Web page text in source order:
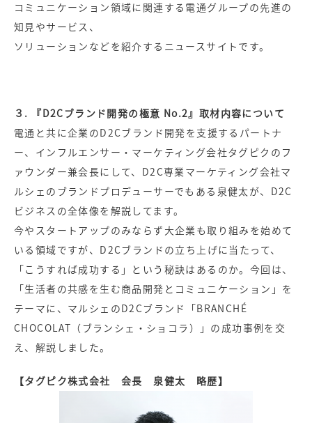
コミュニケーション領域に関連する電通グループの先進の
知見やサービス、
ソリューションなどを紹介するニュースサイトです。
３. 『D2Cブランド開発の極意 No.2』取材内容について
電通と共に企業のD2Cブランド開発を支援するパートナ
ー、インフルエンサー・マーケティング会社タグピクのフ
ァウンダー兼会長にして、D2C専業マーケティング会社マ
ルシェのブランドプロデューサーでもある泉健太が、D2C
ビジネスの全体像を解説してます。
今やスタートアップのみならず大企業も取り組みを始めて
いる領域ですが、D2Cブランドの立ち上げに当たって、
「こうすれば成功する」という秘訣はあるのか。今回は、
「生活者の共感を生む商品開発とコミュニケーション」を
テーマに、マルシェのD2Cブランド「BRANCHÉ
CHOCOLAT（ブランシェ・ショコラ）」の成功事例を交
え、解説しました。
【タグピク株式会社 会長 泉健太 略歴】